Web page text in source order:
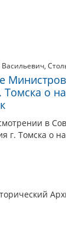
Васильевич,
о
в
г. Томска о